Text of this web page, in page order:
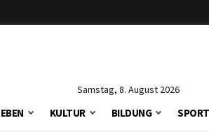
Samstag, 8. August 2026
KULTUR BILDUNG SPORT